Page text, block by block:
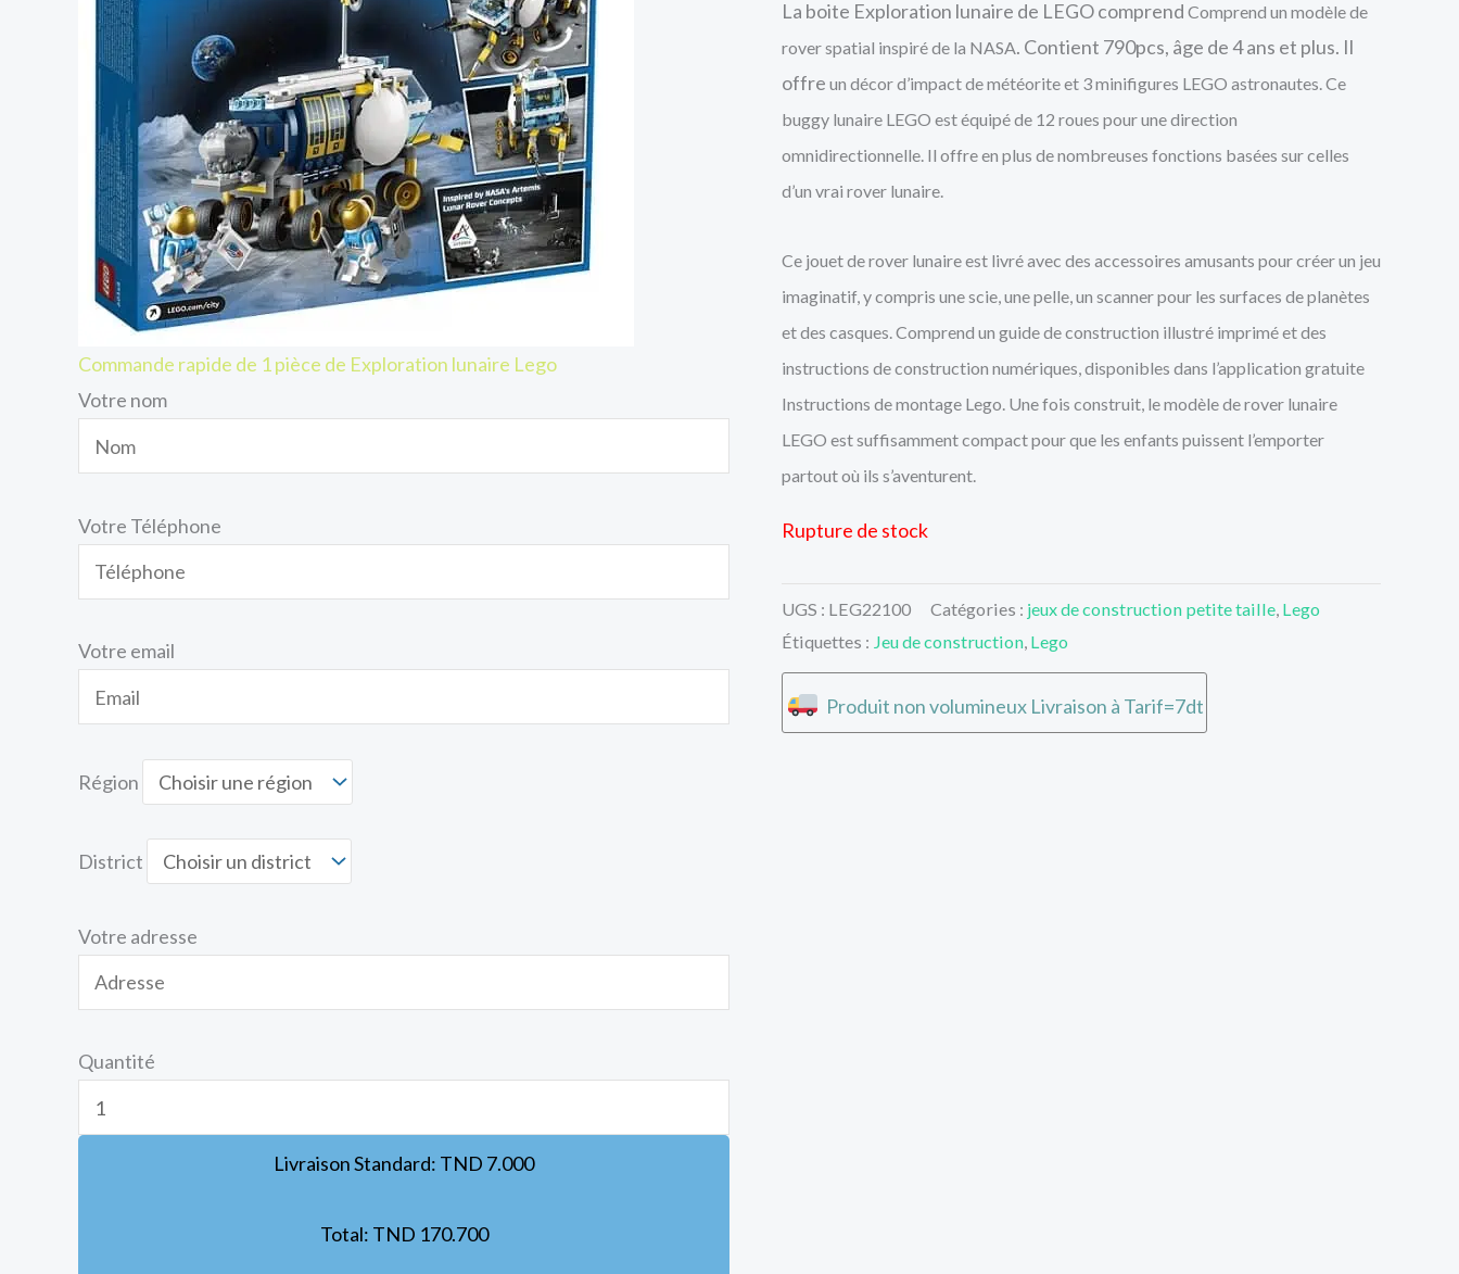
Commande rapide de 1 pièce de Exploration lunaire Lego
Votre nom
Votre Téléphone
Votre email
Région
District
Votre adresse
Quantité
Livraison Standard: TND 7.000
Total: TND 170.700
La boite Exploration lunaire de LEGOcomprend Comprend un modèle de
rover spatial inspiré de la NASA. Contient 790pcs, âge de 4 ans et plus. Il
offre un décor d’impact de météorite et 3 minifigures LEGO astronautes.Ce
buggy lunaire LEGO est équipé de 12 roues pour une direction
omnidirectionnelle. Il offre en plus de nombreuses fonctions basées sur celles
d’un vrai rover lunaire.
Ce jouet de rover lunaire est livré avec des accessoires amusants pour créer un jeu
imaginatif, y compris une scie, une pelle, un scanner pour les surfaces de planètes
et des casques.Comprend un guide de construction illustré imprimé et des
instructions de construction numériques, disponibles dans l’application gratuite
Instructions de montage Lego. Une fois construit, le modèle de rover lunaire
LEGO est suffisamment compact pour que les enfants puissent l’emporter
partout où ils s’aventurent.
Rupture de stock
UGS : LEG22100 Catégories : jeux de construction petite taille, Lego
Étiquettes : Jeu de construction, Lego
Produit non volumineux Livraison à Tarif=7dt